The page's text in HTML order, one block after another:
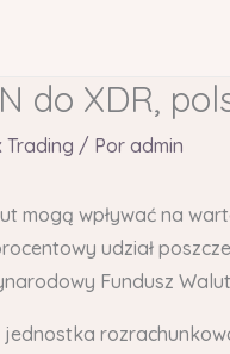
do XDR,
Trading / Por admin
mogą wpływać na
udział
Fundusz
jednostka